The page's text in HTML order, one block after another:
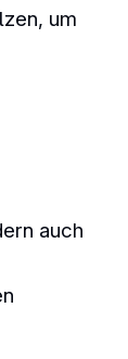
um
auch